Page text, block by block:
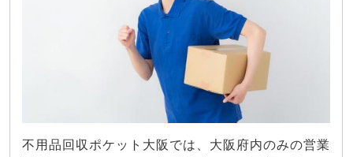
不用品回収ポケット大阪では、大阪府内のみの営業